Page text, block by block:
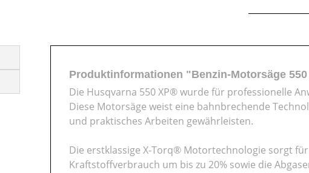
Produktinformationen "Benzin-Motorsäge
Die Husqvarna 550 XP® wurde für professionelle
Diese Motorsäge weist eine bahnbrechende
und praktisches Arbeiten gewährleisten.
Die erstklassige X-Torq® Motortechnologie sorgt
Kraftstoffverbrauch um bis zu 20% sowie die